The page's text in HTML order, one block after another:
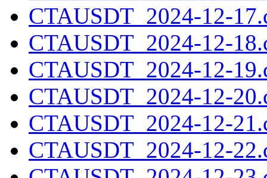
CTAUSDT_2024-12-
CTAUSDT_2024-12-
CTAUSDT_2024-12-
CTAUSDT_2024-12-
CTAUSDT_2024-12-
CTAUSDT_2024-12-